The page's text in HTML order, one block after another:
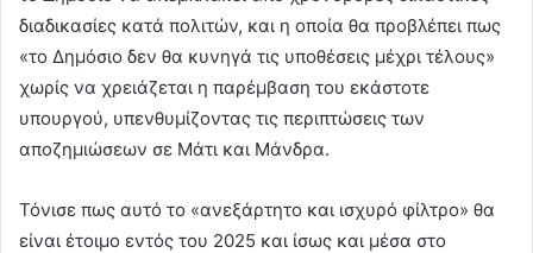
διαδικασίες κατά πολιτών, και η οποία θα προβλέπει πως
«το Δημόσιο δεν θα κυνηγά τις υποθέσεις μέχρι τέλους»
χωρίς να χρειάζεται η παρέμβαση του εκάστοτε
υπουργού, υπενθυμίζοντας τις περιπτώσεις των
αποζημιώσεων σε Μάτι και Μάνδρα.
Τόνισε πως αυτό το «ανεξάρτητο και ισχυρό φίλτρο» θα
είναι έτοιμο εντός του 2025 και ίσως και μέσα στο